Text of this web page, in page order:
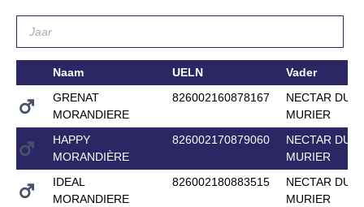
Naam UELN
Vader
GRENAT
MORANDIERE
826002160878167
NECTAR DU
MURIER
HAPPY
MORANDIÈRE
826002170879060
NECTAR DU
MURIER
IDEAL
MORANDIERE
826002180883515
NECTAR DU
MURIER